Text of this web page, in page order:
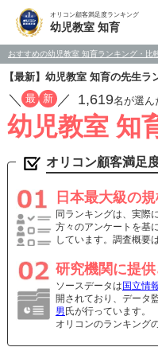
オリコン顧客満足度ランキング
幼児教室 知育
おすすめの幼児教室 知育ランキング・比
【最新】幼児教室 知育の先生ラ
／ 最 新 ／ 1,619名が選ん
幼児教室 知
オリコン顧客満足
日本最大級の
同ランキングは、実際
方々のアンケートを基
しています。調査概要
研究機関に提
ソースデータは 国立情
開されており、データ
男 氏が行っています。
オリコンのランキング